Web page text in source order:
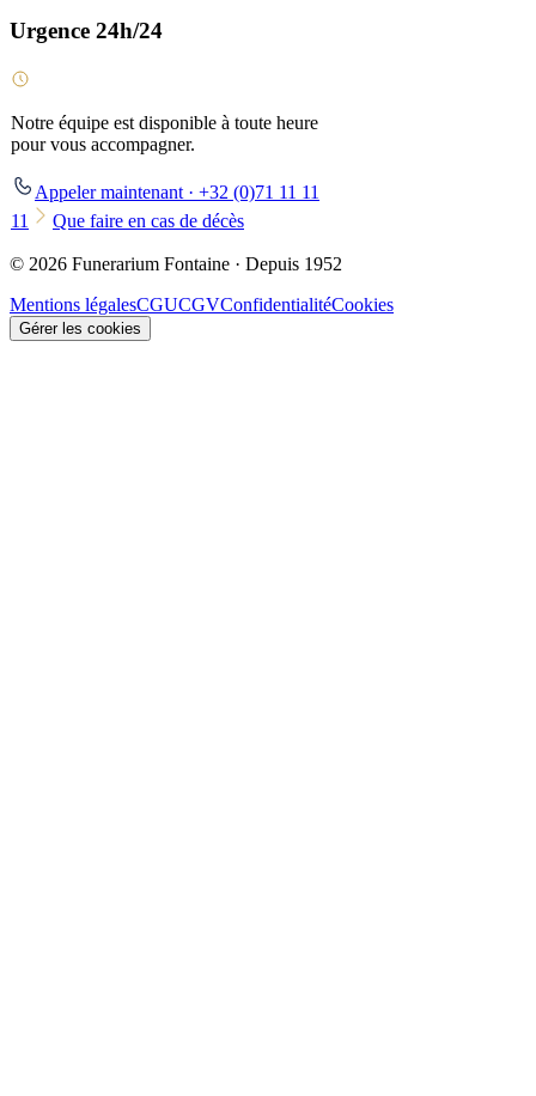
Urgence 24h/24
Notre équipe est disponible à toute heure
pour vous accompagner.
Appeler maintenant · +32 (0)71 11 11
11
Que faire en cas de décès
© 2026 Funerarium Fontaine · Depuis 1952
Mentions légalesCGUCGVConfidentialitéCookies
Gérer les cookies